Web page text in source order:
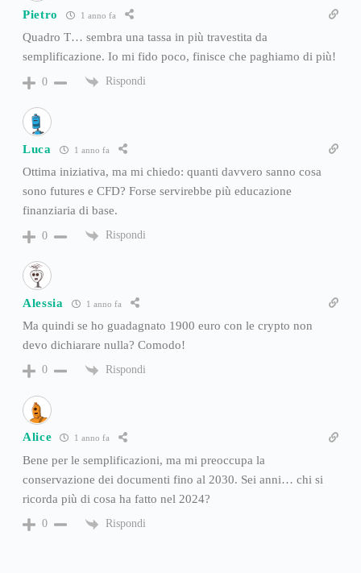
Pietro 1 anno fa
Quadro T… sembra una tassa in più travestita da
semplificazione. Io mi fido poco, finisce che paghiamo di più!
0 Rispondi
Luca 1 anno fa
Ottima iniziativa, ma mi chiedo: quanti davvero sanno cosa
sono futures e CFD? Forse servirebbe più educazione
finanziaria di base.
0 Rispondi
Alessia 1 anno fa
Ma quindi se ho guadagnato 1900 euro con le crypto non
devo dichiarare nulla? Comodo!
0 Rispondi
Alice 1 anno fa
Bene per le semplificazioni, ma mi preoccupa la
conservazione dei documenti fino al 2030. Sei anni… chi si
ricorda più di cosa ha fatto nel 2024?
0 Rispondi